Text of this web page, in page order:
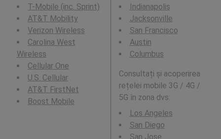
T-Mobile (inc. Sprint)
AT&T Mobility
Verizon Wireless
Carolina West
Wireless
Cellular One
U.S. Cellular
AT&T FirstNet
Boost Mobile
Indianapolis
Jacksonville
San Francisco
Austin
Columbus
Consultați și acoperirea
rețelei mobile 3G / 4G /
5G în zona dvs:
Los Angeles
San Diego
San Jose